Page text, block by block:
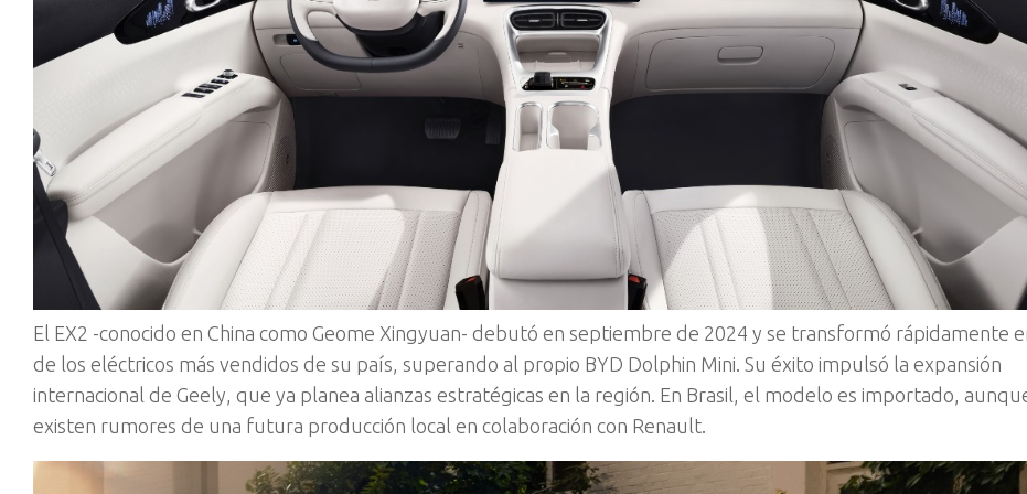
El EX2 -conocido en China como Geome Xingyuan- debutó en septiembre de 2024 y se transformó rápidamente
de los eléctricos más vendidos de su país, superando al propio BYD Dolphin Mini. Su éxito impulsó la expansión
internacional de Geely, que ya planea alianzas estratégicas en la región. En Brasil, el modelo es importado,
existen rumores de una futura producción local en colaboración con Renault.